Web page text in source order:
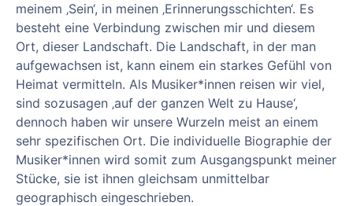
meinem ‚Sein‘, in meinen ‚Erinnerungsschichten‘. Es
besteht eine Verbindung zwischen mir und diesem
Ort, dieser Landschaft. Die Landschaft, in der man
aufgewachsen ist, kann einem ein starkes Gefühl von
Heimat vermitteln. Als Musiker*innen reisen wir viel,
sind sozusagen ‚auf der ganzen Welt zu Hause‘,
dennoch haben wir unsere Wurzeln meist an einem
sehr spezifischen Ort. Die individuelle Biographie der
Musiker*innen wird somit zum Ausgangspunkt meiner
Stücke, sie ist ihnen gleichsam unmittelbar
geographisch eingeschrieben.